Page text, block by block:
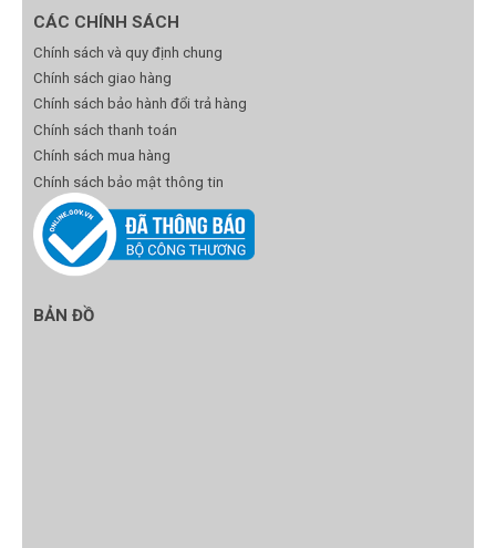
CÁC CHÍNH SÁCH
Chính sách và quy định chung
Chính sách giao hàng
Chính sách bảo hành đổi trả hàng
Chính sách thanh toán
Chính sách mua hàng
Chính sách bảo mật thông tin
BẢN ĐỒ